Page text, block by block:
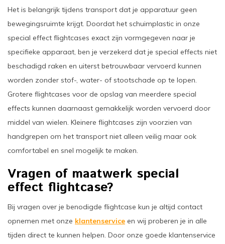
Het is belangrijk tijdens transport dat je apparatuur geen
bewegingsruimte krijgt. Doordat het schuimplastic in onze
special effect flightcases exact zijn vormgegeven naar je
specifieke apparaat, ben je verzekerd dat je special effects niet
beschadigd raken en uiterst betrouwbaar vervoerd kunnen
worden zonder stof-, water- of stootschade op te lopen.
Grotere flightcases voor de opslag van meerdere special
effects kunnen daarnaast gemakkelijk worden vervoerd door
middel van wielen. Kleinere flightcases zijn voorzien van
handgrepen om het transport niet alleen veilig maar ook
comfortabel en snel mogelijk te maken.
Vragen of maatwerk special
effect flightcase?
Bij vragen over je benodigde flightcase kun je altijd contact
opnemen met onze klantenservice en wij proberen je in alle
tijden direct te kunnen helpen. Door onze goede klantenservice